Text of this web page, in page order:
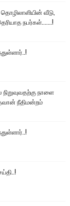
வீடு,
நபர்கள்.......!
நாளை
நீதிமன்றம்